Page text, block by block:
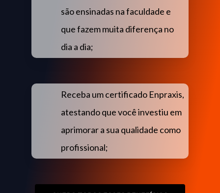
são ensinadas na faculdade e
que fazem muita diferença no
dia a dia;
Receba um certificado Enpraxis,
atestando que você investiu em
aprimorar a sua qualidade como
profissional;